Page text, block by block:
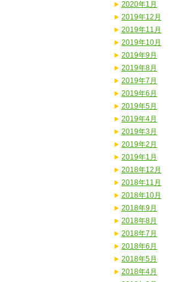
2020年1月
2019年12月
2019年11月
2019年10月
2019年9月
2019年8月
2019年7月
2019年6月
2019年5月
2019年4月
2019年3月
2019年2月
2019年1月
2018年12月
2018年11月
2018年10月
2018年9月
2018年8月
2018年7月
2018年6月
2018年5月
2018年4月